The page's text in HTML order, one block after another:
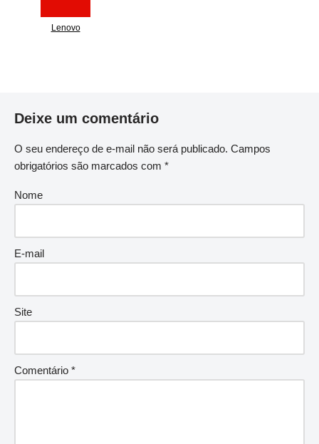
Lenovo
Deixe um comentário
O seu endereço de e-mail não será publicado. Campos
obrigatórios são marcados com *
Nome
E-mail
Site
Comentário *